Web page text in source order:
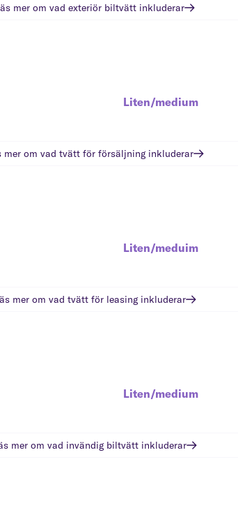
mer om vad exteriör biltvätt inkluderar
Liten/medium
mer om vad tvätt för försäljninginkluderar
Liten/meduim
mer om vad tvätt för leasinginkluderar
Liten/medium
mer om vad invändig biltvätt inkluderar